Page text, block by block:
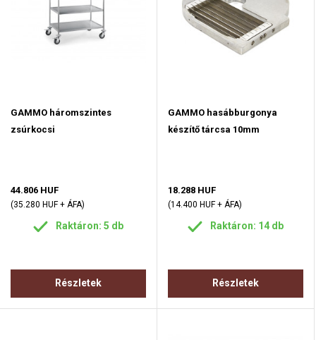
GAMMO háromszintes
zsúrkocsi
44.806 HUF
(35.280 HUF + ÁFA)
Raktáron: 5 db
Részletek
GAMMO hasábburgonya
készítő tárcsa 10mm
18.288 HUF
(14.400 HUF + ÁFA)
Raktáron: 14 db
Részletek